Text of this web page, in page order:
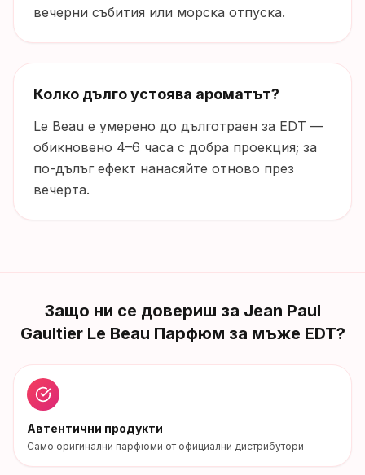
вечерни събития или морска отпуска.
Колко дълго устоява ароматът?
Le Beau е умерено до дълготраен за EDT —
обикновено 4–6 часа с добра проекция; за
по-дълъг ефект нанасяйте отново през
вечерта.
Защо ни се довериш за Jean Paul
Gaultier Le Beau Парфюм за мъже EDT?
Автентични продукти
Само оригинални парфюми от официални дистрибутори